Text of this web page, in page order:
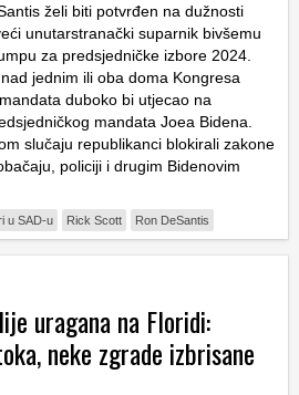
želi biti potvrđen na dužnosti
unutarstranački suparnik bivšemu
za predsjedničke izbore 2024.
jednim ili oba doma Kongresa
duboko bi utjecao na
mandata Joea Bidena.
slučaju republikanci blokirali zakone
policiji i drugim Bidenovim
u SAD-u Rick Scott Ron DeSantis
uragana na Floridi:
neke zgrade izbrisane